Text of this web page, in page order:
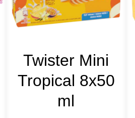
Twister Mini
Tropical 8x50
ml